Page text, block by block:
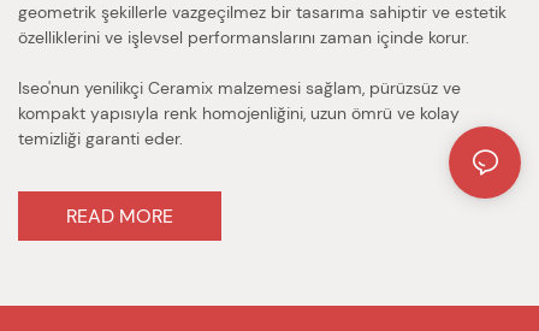
geometrik şekillerle vazgeçilmez bir tasarıma sahiptir ve estetik
özelliklerini ve işlevsel performanslarını zaman içinde korur.
Iseo'nun yenilikçi Ceramix malzemesi sağlam, pürüzsüz ve
kompakt yapısıyla renk homojenliğini, uzun ömrü ve kolay
temizliği garanti eder.
READ MORE